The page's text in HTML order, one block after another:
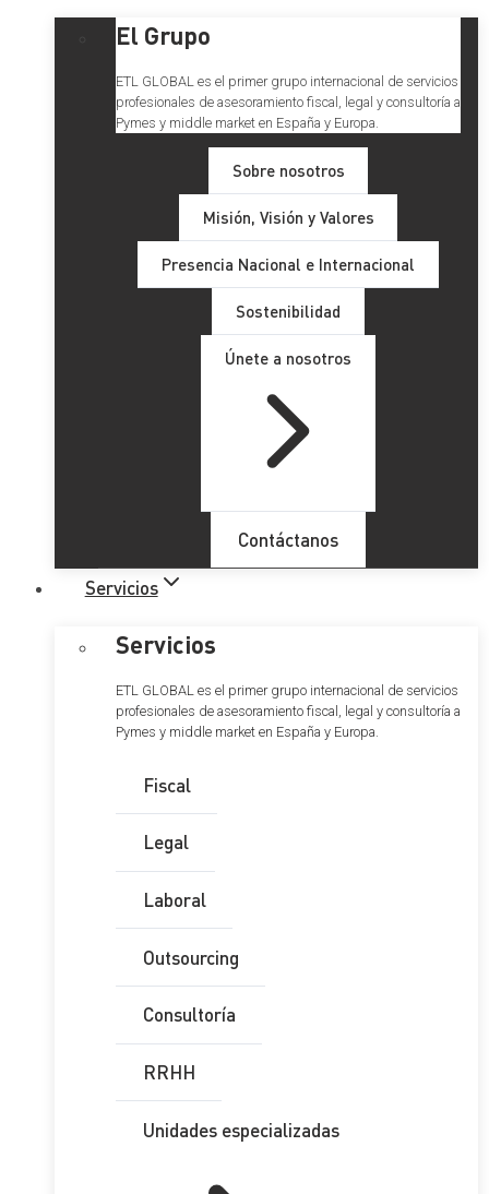
El Grupo
ETL GLOBAL es el primer grupo internacional de servicios
profesionales de asesoramiento fiscal, legal y consultoría a
Pymes y middle market en España y Europa.
Sobre nosotros
Misión, Visión y Valores
Presencia Nacional e Internacional
Sostenibilidad
Únete a nosotros
Contáctanos
Servicios
Servicios
ETL GLOBAL es el primer grupo internacional de servicios
profesionales de asesoramiento fiscal, legal y consultoría a
Pymes y middle market en España y Europa.
Fiscal
Legal
Laboral
Outsourcing
Consultoría
RRHH
Unidades especializadas